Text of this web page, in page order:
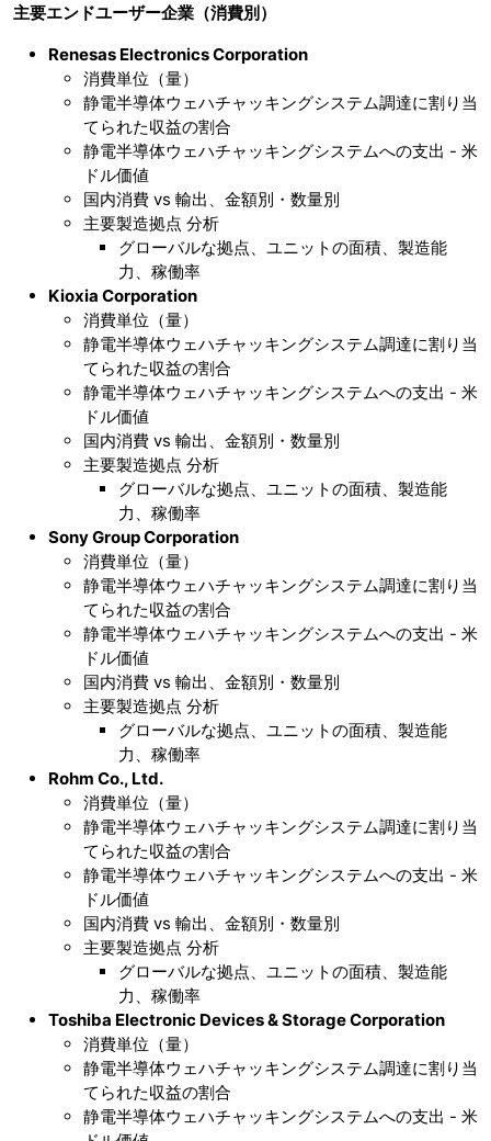
主要エンドユーザー企業（消費別）
Renesas Electronics Corporation
消費単位（量）
静電半導体ウェハチャッキングシステム調達に割り当
てられた収益の割合
静電半導体ウェハチャッキングシステムへの支出 - 米
ドル価値
国内消費 vs 輸出、金額別・数量別
主要製造拠点 分析
グローバルな拠点、ユニットの面積、製造能
力、稼働率
Kioxia Corporation
消費単位（量）
静電半導体ウェハチャッキングシステム調達に割り当
てられた収益の割合
静電半導体ウェハチャッキングシステムへの支出 - 米
ドル価値
国内消費 vs 輸出、金額別・数量別
主要製造拠点 分析
グローバルな拠点、ユニットの面積、製造能
力、稼働率
Sony Group Corporation
消費単位（量）
静電半導体ウェハチャッキングシステム調達に割り当
てられた収益の割合
静電半導体ウェハチャッキングシステムへの支出 - 米
ドル価値
国内消費 vs 輸出、金額別・数量別
主要製造拠点 分析
グローバルな拠点、ユニットの面積、製造能
力、稼働率
Rohm Co., Ltd.
消費単位（量）
静電半導体ウェハチャッキングシステム調達に割り当
てられた収益の割合
静電半導体ウェハチャッキングシステムへの支出 - 米
ドル価値
国内消費 vs 輸出、金額別・数量別
主要製造拠点 分析
グローバルな拠点、ユニットの面積、製造能
力、稼働率
Toshiba Electronic Devices & Storage Corporation
消費単位（量）
静電半導体ウェハチャッキングシステム調達に割り当
てられた収益の割合
静電半導体ウェハチャッキングシステムへの支出 - 米